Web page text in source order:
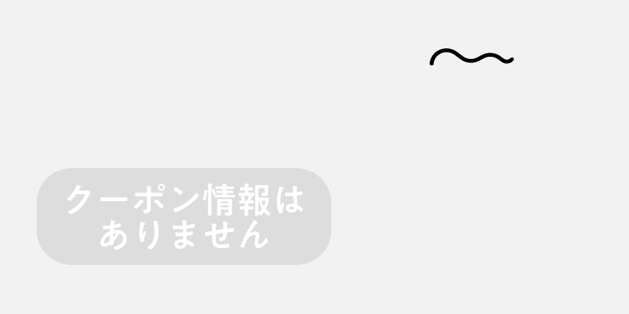
クーポン情報は
ありません